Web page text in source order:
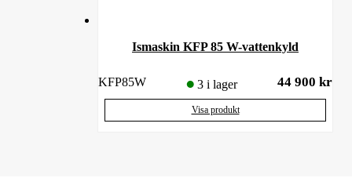
Ismaskin KFP 85 W-vattenkyld
KFP85W 3 i lager 44 900 kr
Visa produkt